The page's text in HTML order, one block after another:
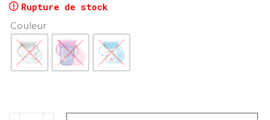
Rupture de stock
Couleur